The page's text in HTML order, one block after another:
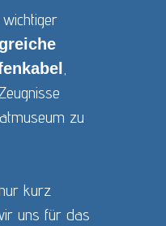
,
zu
kurz
uns für das